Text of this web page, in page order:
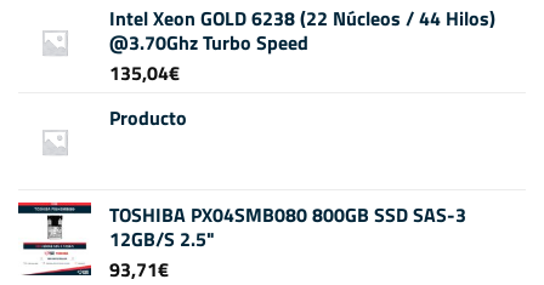
Intel Xeon GOLD 6238 (22 Núcleos / 44 Hilos)
@3.70Ghz Turbo Speed
135,04€
Producto
TOSHIBA PX04SMB080 800GB SSD SAS-3
12GB/S 2.5"
93,71€